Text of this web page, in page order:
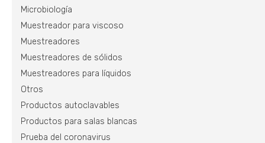
Microbiología
Muestreador para viscoso
Muestreadores
Muestreadores de sólidos
Muestreadores para líquidos
Otros
Productos autoclavables
Productos para salas blancas
Prueba del coronavirus